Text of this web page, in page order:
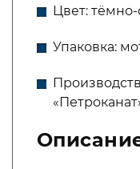
Цвет:
Упаковка: